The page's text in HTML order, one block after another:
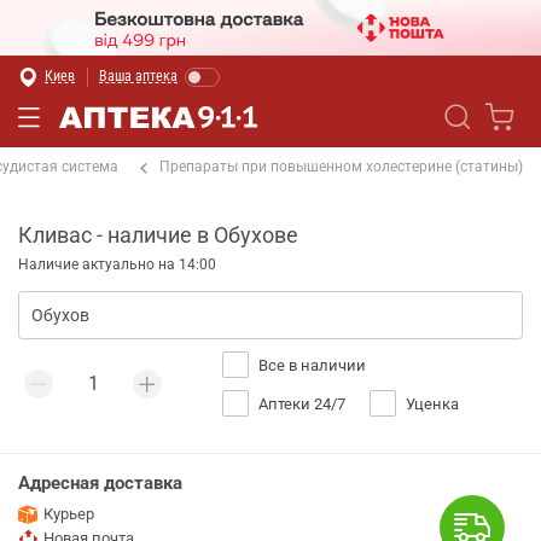
Киев Ваша аптека
система Препараты при повышенном холестерине (статины)
Кливас - наличие в Обухове
Наличие актуально на 14:00
Все в наличии
Аптеки 24/7 Уценка
Адресная доставка
Курьер